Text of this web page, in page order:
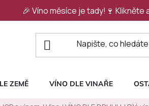
🎉 Víno měsíce je tady!🍷 Klikněte
ZEMĚ VÍNO DLE VINAŘE